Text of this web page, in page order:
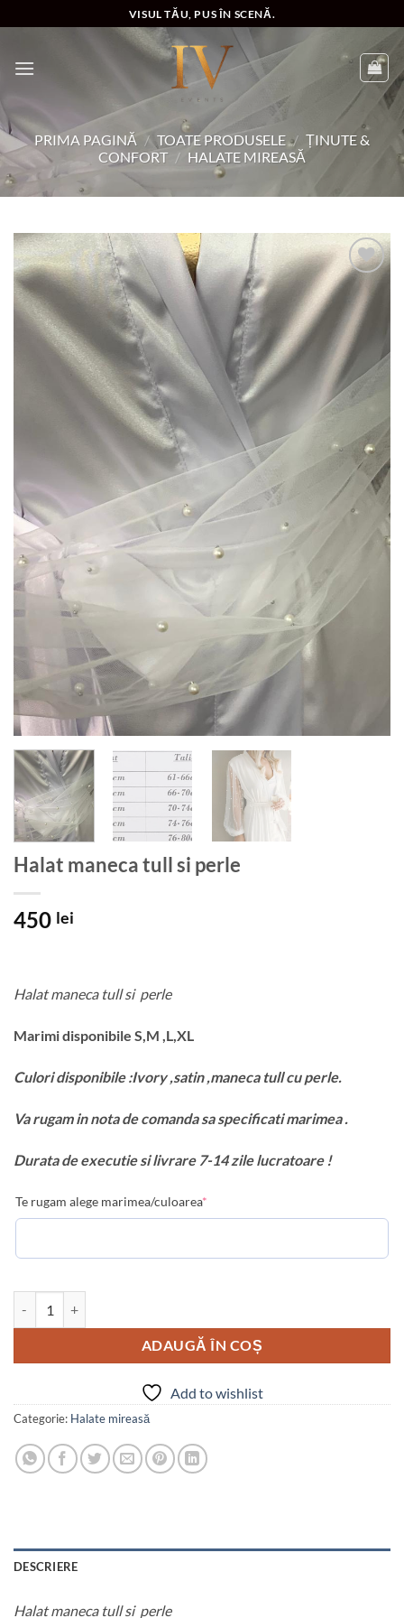
to
VISUL TĂU, PUS ÎN SCENĂ.
PRIMA PAGINĂ / TOATE PRODUSELE / ȚINUTE &
CONFORT / HALATE MIREASĂ
Add to
wishlist
Halat maneca tull si perle
450 lei
Halat maneca tull si perle
Marimi disponibile S,M ,L,XL
Culori disponibile :Ivory ,satin ,maneca tull cu perle.
Va rugam in nota de comanda sa specificati marimea .
Durata de executie si livrare 7-14 zile lucratoare !
Te rugam alege marimea/culoarea*
ADAUGĂ ÎN COȘ
Add to wishlist
Categorie: Halate mireasă
DESCRIERE
Halat maneca tull si perle